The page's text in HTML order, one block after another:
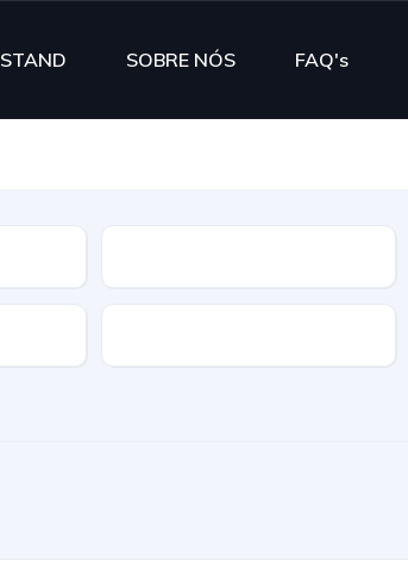
STAND SOBRE NÓS FAQ's